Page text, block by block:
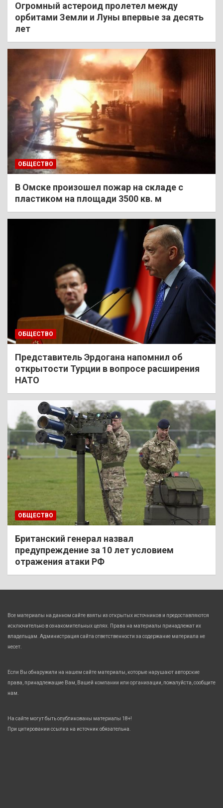
Огромный астероид пролетел между
орбитами Земли и Луны впервые за десять
лет
ОБЩЕСТВО
В Омске произошел пожар на складе с
пластиком на площади 3500 кв. м
ОБЩЕСТВО
Представитель Эрдогана напомнил об
открытости Турции в вопросе расширения
НАТО
ОБЩЕСТВО
Британский генерал назвал
предупреждение за 10 лет условием
отражения атаки РФ
Все материалы на данном сайте взяты из открытых источников и предоставляются
исключительно в ознакомительных целях. Права на материалы принадлежат их
владельцам. Администрация сайта ответственности за содержание материала не
несет.
Если Вы обнаружили на нашем сайте материалы, которые нарушают авторские
права, принадлежащие Вам, Вашей компании или организации, пожалуйста, сообщите
нам.
На сайте могут быть опубликованы материалы 18+!
При цитировании ссылка на источник обязательна.